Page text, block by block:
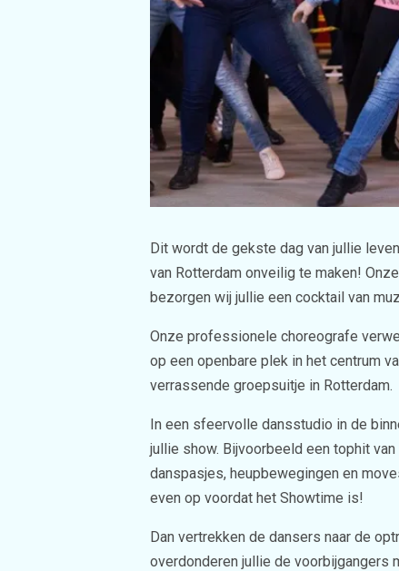
Dit wordt de gekste dag van jullie
van Rotterdam onveilig te maken!
bezorgen wij jullie een cocktail van
Onze professionele choreografe
op een openbare plek in het centrum
verrassende groepsuitje in Rotterdam.
In een sfeervolle dansstudio in de
jullie show. Bijvoorbeeld een tophit
danspasjes, heupbewegingen en
even op voordat het Showtime is!
Dan vertrekken de dansers naar de
overdonderen jullie de voorbijgangers